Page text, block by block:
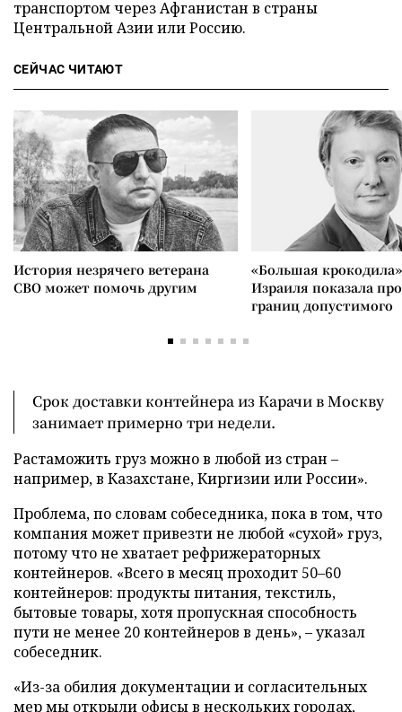
транспортом через Афганистан в страны
Центральной Азии или Россию.
СЕЙЧАС ЧИТАЮТ
История незрячего ветерана
СВО может помочь другим
«Большая
Израиля показала
границ допустимого
Срок доставки контейнера из Карачи в Москву
занимает примерно три недели.
Растаможить груз можно в любой из стран –
например, в Казахстане, Киргизии или России».
Проблема, по словам собеседника, пока в том, что
компания может привезти не любой «сухой» груз,
потому что не хватает рефрижераторных
контейнеров. «Всего в месяц проходит 50­–60
контейнеров: продукты питания, текстиль,
бытовые товары, хотя пропускная способность
пути не менее 20 контейнеров в день», – указал
собеседник.
«Из-за обилия документации и согласительных
мер мы открыли офисы в нескольких городах,